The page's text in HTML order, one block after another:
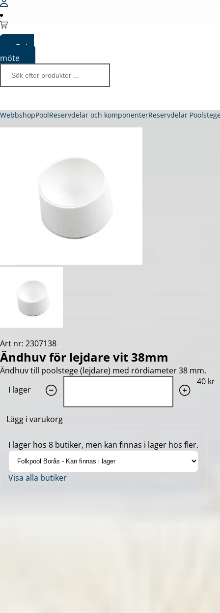
Boka
möte
WebbshopPoolReservdelar och komponenterReservdelar
Art nr: 2307138
Ändhuv för lejdare vit 38mm
Ändhuv till poolstege (lejdare) med rördiameter 38 mm.
I lager
40 kr
Lägg i varukorg
I lager hos 8 butiker, men kan finnas i lager hos fler.
Visa alla butiker